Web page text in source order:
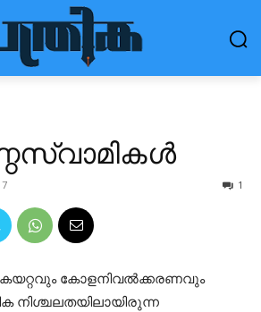
1
കോളനിവല്‍ക്കരണവും
നിശ്ചലതയിലായിരുന്ന